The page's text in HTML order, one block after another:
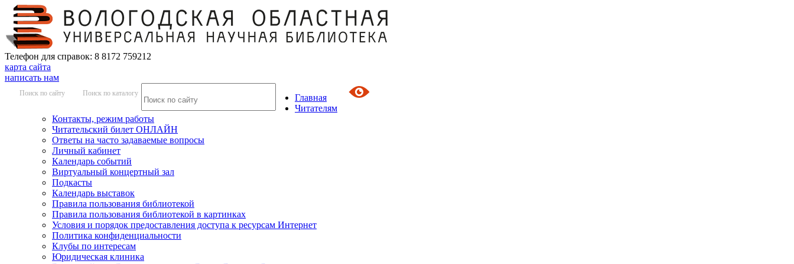
Телефон для справок: 8 8172 759212
карта сайта
написать нам
Поиск по сайту Поиск по каталогу
Главная
Читателям
Контакты, режим работы
Читательский билет ОНЛАЙН
Ответы на часто задаваемые вопросы
Личный кабинет
Календарь событий
Виртуальный концертный зал
Подкасты
Календарь выставок
Правила пользования библиотекой
Правила пользования библиотекой в картинках
Условия и порядок предоставления доступа к ресурсам Интернет
Политика конфиденциальности
Клубы по интересам
Юридическая клиника